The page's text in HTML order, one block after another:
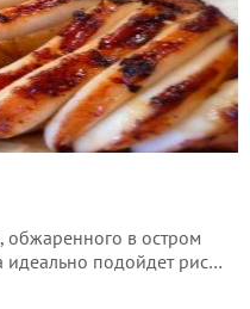
обжаренного в остром
идеально подойдет рис…